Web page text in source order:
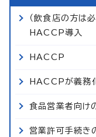
（飲食店の方は
HACCP導入
HACCP
HACCPが義務
食品営業者向け
営業許可手続き